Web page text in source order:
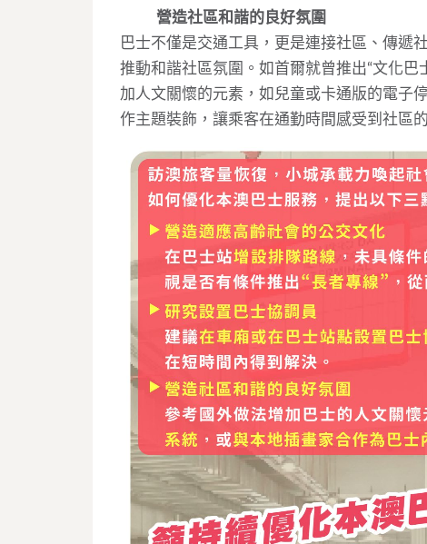
營造社區和諧的良好氛圍
巴士不僅是交通工具，更是連接社區、傳遞
推動和諧社區氛圍。如首爾就曾推出“文化巴
加人文關懷的元素，如兒童或卡通版的電子
作主題裝飾，讓乘客在通勤時間感受到社區